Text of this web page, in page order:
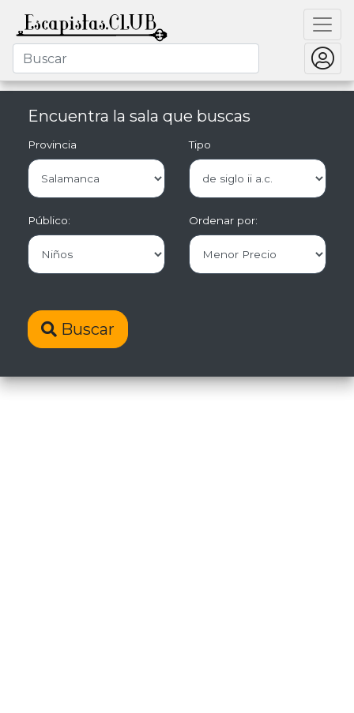
Encuentra la sala que buscas
Provincia Tipo
Público: Ordenar por:
Buscar